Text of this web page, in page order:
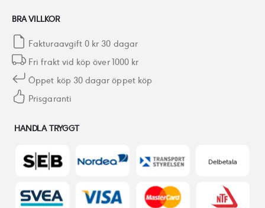
BRA VILLKOR
Fakturaavgift 0 kr 30 dagar
Fri frakt vid köp över 1000 kr
Öppet köp 30 dagar öppet köp
Prisgaranti
HANDLA TRYGGT